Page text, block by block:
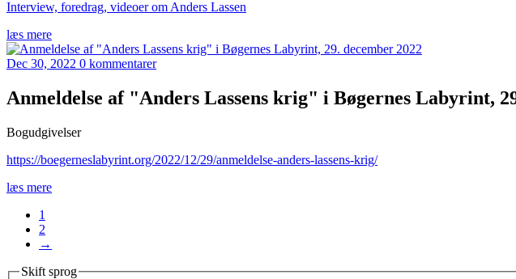
Interview, foredrag, videoer om Anders Lassen
læs mere
Dec 30, 2022 0 kommentarer
Anmeldelse af "Anders Lassens krig" i Bøgernes Labyrint,
Bogudgivelser
https://boegerneslabyrint.org/2022/12/29/anmeldelse-anders-lassens-krig/
læs mere
1
2
→
Skift sprog